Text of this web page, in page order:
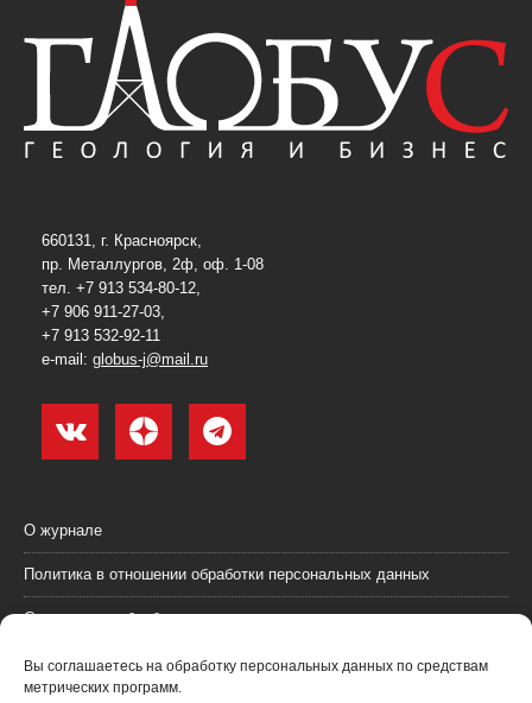
Вы соглашаетесь на обработку персональных данных по средствам
метрических программ.
660131, г. Красноярск,
пр. Металлургов, 2ф, оф. 1-08
тел. +7 913 534-80-12,
+7 906 911-27-03,
+7 913 532-92-11
e-mail: globus-j@mail.ru
О журнале
Политика в отношении обработки персональных данных
Согласие на обработку персональных данных
Пользовательское соглашение (оферта)